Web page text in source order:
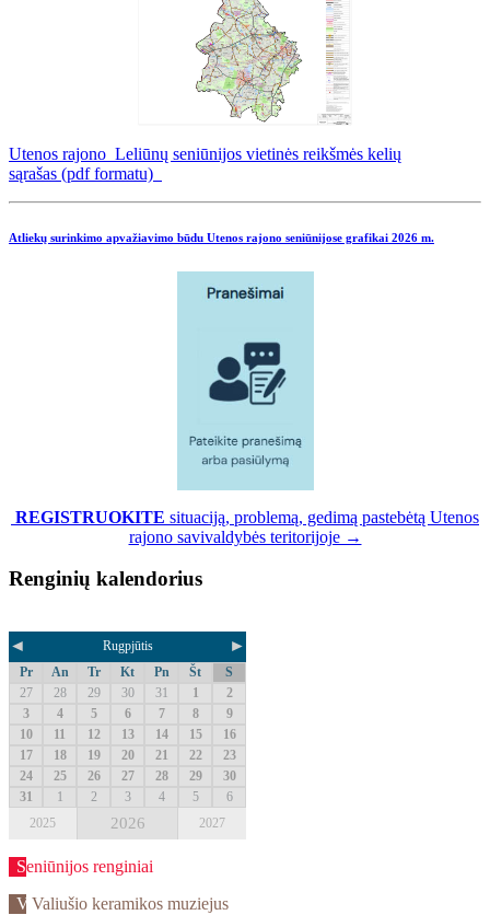
Utenos rajono Leliūnų seniūnijos vietinės reikšmės kelių
sąrašas (pdf formatu)
Atliekų surinkimo apvažiavimo būdu Utenos rajono seniūnijose grafikai 2026 m.
REGISTRUOKITE situaciją, problemą, gedimą pastebėtą Utenos
rajono savivaldybės teritorijoje →
Renginių kalendorius
◄ Rugpjūtis ►
Pr An Tr Kt Pn Št
S
27
28 29 30 31 1
2
3
4 5 6 7 8
9
10
11 12 13 14 15
16
17
18 19 20 21 22
23
24
25 26 27 28 29
30
31
1 2 3 4 5
6
2025
2026 2027
Seniūnijos renginiai
V.Valiušio keramikos muziejus